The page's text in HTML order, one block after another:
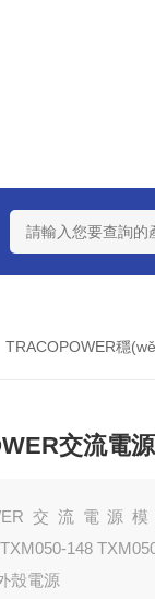
36U130W系
TRACOPOWER穩
交流電
交流電源模
148
殼電源